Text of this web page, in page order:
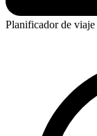
Planificador de viaje